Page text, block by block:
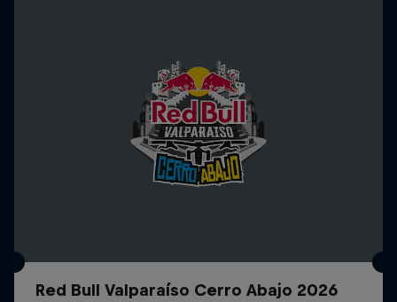
Red Bull Valparaíso Cerro Abajo 2026